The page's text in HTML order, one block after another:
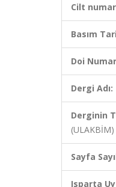
Cilt
Basım
Doi
Dergi Adı:
Derginin
(ULAKBİM)
Sayfa
Isparta